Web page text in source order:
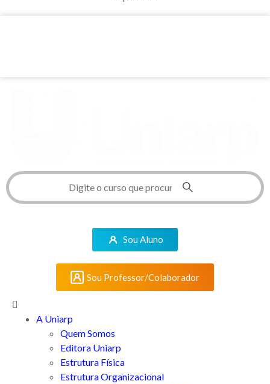
Sou Aluno
Sou Professor/Colaborador
A Uniarp
Quem Somos
Editora Uniarp
Estrutura Física
Estrutura Organizacional